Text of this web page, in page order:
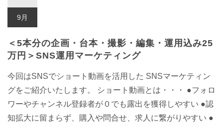
9月
＜5本分の企画・台本・撮影・編集・運用込み25
万円＞SNS運用マーケティング
今回はSNSでショート動画を活用した SNSマーケティン
グをご紹介いたします。 ショート動画とは・・・ ●フォロ
ワーやチャンネル登録者が０でも露出を獲得しやすい ●認
知拡⼤に留まらず、購⼊や問合せ、求⼈に繋がりやすい ●